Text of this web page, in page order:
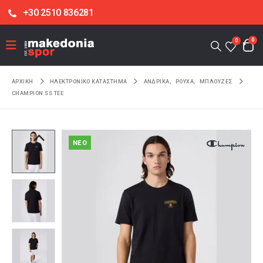
+30 2510 836281
0 0
ΑΡΧΙΚΉ ΗΛΕΚΤΡΟΝΙΚΌ ΚΑΤΆΣΤΗΜΑ ΑΝΔΡΙΚΑ ΡΟΥΧΑ
ΜΠΛΟΥΖΕΣ
CHAMPION SS TEE
NEO